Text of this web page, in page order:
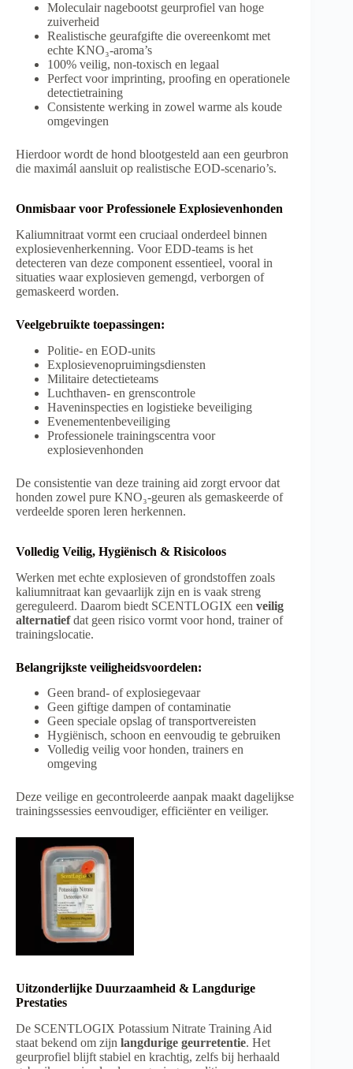
Moleculair nagebootst geurprofiel van hoge
zuiverheid
Realistische geurafgifte die overeenkomt met
echte KNO₃-aroma’s
100% veilig, non-toxisch en legaal
Perfect voor imprinting, proofing en operationele
detectietraining
Consistente werking in zowel warme als koude
omgevingen
Hierdoor wordt de hond blootgesteld aan een geurbron
die maximál aansluit op realistische EOD-scenario’s.
Onmisbaar voor Professionele Explosievenhonden
Kaliumnitraat vormt een cruciaal onderdeel binnen
explosievenherkenning. Voor EDD-teams is het
detecteren van deze component essentieel, vooral in
situaties waar explosieven gemengd, verborgen of
gemaskeerd worden.
Veelgebruikte toepassingen:
Politie- en EOD-units
Explosievenopruimingsdiensten
Militaire detectieteams
Luchthaven- en grenscontrole
Haveninspecties en logistieke beveiliging
Evenementenbeveiliging
Professionele trainingscentra voor
explosievenhonden
De consistentie van deze training aid zorgt ervoor dat
honden zowel pure KNO₃-geuren als gemaskeerde of
verdeelde sporen leren herkennen.
Volledig Veilig, Hygiënisch & Risicoloos
Werken met echte explosieven of grondstoffen zoals
kaliumnitraat kan gevaarlijk zijn en is vaak streng
gereguleerd. Daarom biedt SCENTLOGIX een veilig
alternatiefdat geen risico vormt voor hond, trainer of
trainingslocatie.
Belangrijkste veiligheidsvoordelen:
Geen brand- of explosiegevaar
Geen giftige dampen of contaminatie
Geen speciale opslag of transportvereisten
Hygiënisch, schoon en eenvoudig te gebruiken
Volledig veilig voor honden, trainers en
omgeving
Deze veilige en gecontroleerde aanpak maakt dagelijkse
trainingssessies eenvoudiger, efficiënter en veiliger.
Uitzonderlijke Duurzaamheid & Langdurige
Prestaties
De SCENTLOGIX Potassium Nitrate Training Aid
staat bekend om zijn langdurige geurretentie. Het
geurprofiel blijft stabiel en krachtig, zelfs bij herhaald